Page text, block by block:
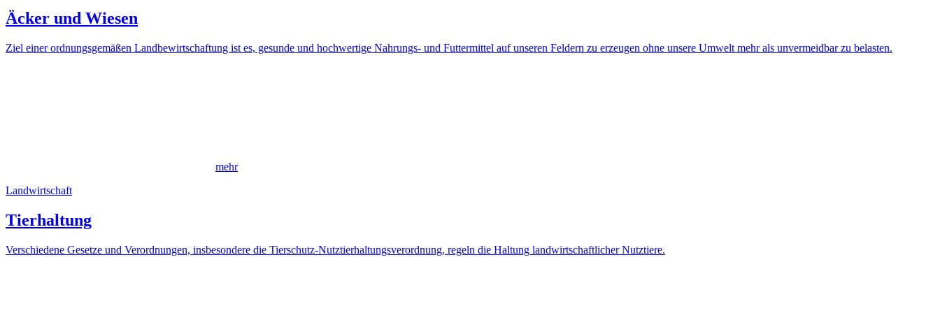
Äcker und Wiesen
Ziel einer ordnungsgemäßen Landbewirtschaftung ist es, gesunde und hochwertige Nahrungs- und Futtermittel auf unseren Feldern zu erzeugen ohne unsere Umwelt mehr als unvermeidbar zu belasten.
mehr
Landwirtschaft
Tierhaltung
Verschiedene Gesetze und Verordnungen, insbesondere die Tierschutz-Nutztierhaltungsverordnung, regeln die Haltung landwirtschaftlicher Nutztiere.